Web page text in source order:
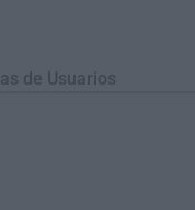
de Usuarios